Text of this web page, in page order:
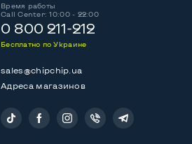
Время работы
Call Center: 10:00 - 22:00
0 800 211-212
Бесплатно по Украине
sales@chipchip.ua
Адреса магазинов